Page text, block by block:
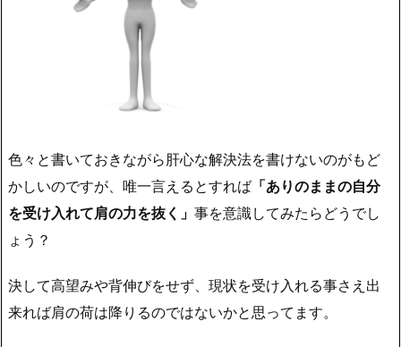
色々と書いておきながら肝心な解決法を書けないのがもど
かしいのですが、唯一言えるとすれば 「ありのままの自分
を受け入れて肩の力を抜く」 事を意識してみたらどうでし
ょう？
決して高望みや背伸びをせず、現状を受け入れる事さえ出
来れば肩の荷は降りるのではないかと思ってます。